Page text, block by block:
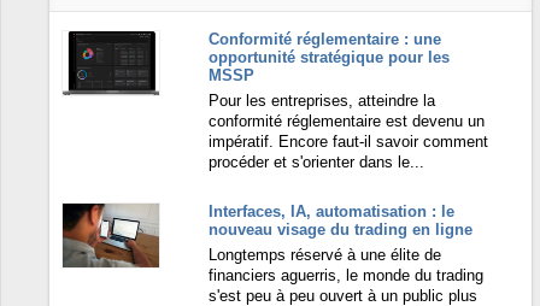
Conformité réglementaire : une
opportunité stratégique pour les
MSSP
Pour les entreprises, atteindre la
conformité réglementaire est devenu un
impératif. Encore faut-il savoir comment
procéder et s'orienter dans le...
Interfaces, IA, automatisation : le
nouveau visage du trading en ligne
Longtemps réservé à une élite de
financiers aguerris, le monde du trading
s'est peu à peu ouvert à un public plus